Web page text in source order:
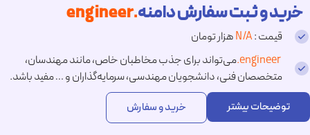
خرید و ثبت سفارش دامنه.engineer
قیمت :N/Aهزار تومان
.engineerمی‌تواند برای جذب مخاطبان خاص، مانند مهندسان،
متخصصان فنی، دانشجویان مهندسی، سرمایه‌گذاران و … مفید باشد.
توضیحات بیشتر خرید و سفارش